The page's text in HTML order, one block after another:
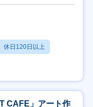
休日120日以上
CAFE」アート作